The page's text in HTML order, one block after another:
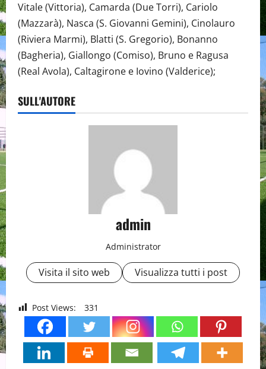
Vitale (Vittoria), Camarda (Due Torri), Cariolo
(Mazzarà), Nasca (S. Giovanni Gemini), Cinolauro
(Riviera Marmi), Blatti (S. Gregorio), Bonanno
(Bagheria), Giallongo (Comiso), Bruno e Ragusa
(Real Avola), Caltagirone e Iovino (Valderice);
SULL'AUTORE
admin
Administrator
Visita il sito web Visualizza tutti i post
Post Views: 331